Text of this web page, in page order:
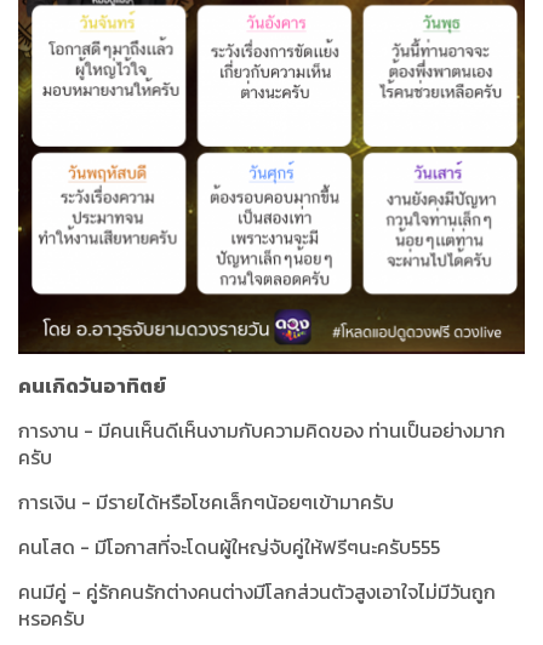
คนเกิดวันอาทิตย์
การงาน - มีคนเห็นดีเห็นงามกับความคิดของ ท่านเป็นอย่างมาก
ครับ
การเงิน - มีรายได้หรือโชคเล็กๆน้อยๆเข้ามาครับ
คนโสด - มีโอกาสที่จะโดนผู้ใหญ่จับคู่ให้ฟรีๆนะครับ555
คนมีคู่ - คู่รักคนรักต่างคนต่างมีโลกส่วนตัวสูงเอาใจไม่มีวันถูก
หรอครับ